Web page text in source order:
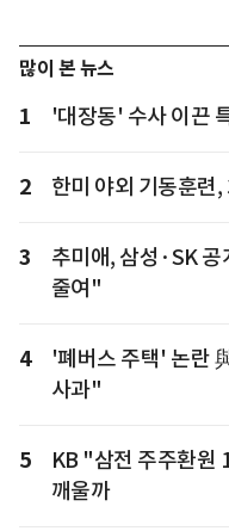
많이 본 뉴스
1 '대장동' 수사 이끈
2 한미 야외 기동훈련
3
추미애, 삼성·SK
줄여"
4
'폐버스 주택' 논란
사과"
5
KB "삼전 주주환원
깨울까